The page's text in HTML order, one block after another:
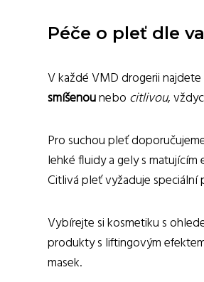
Péče o pleť dle
V každé VMD drogerii
smíšenounebo citlivou,
Pro suchou pleť
lehké fluidy a gely s
Citlivá pleť vyžaduje
Vybírejte si kosmetiku s
produkty s liftingovým
masek.